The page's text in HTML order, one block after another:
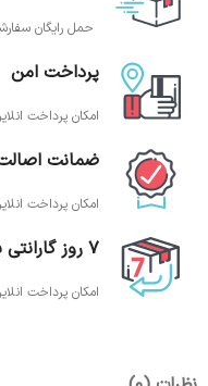
حمل رایگان سفارشات بالای
پرداخت امن
امکان پرداخت
ضمانت اصالت
امکان پرداخت
7 روز گارانتی بازگشت وجه
امکان پرداخت